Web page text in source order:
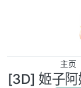
主页
[3D] 姬子